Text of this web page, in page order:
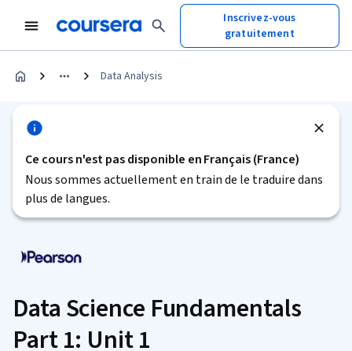
Inscrivez-vous
gratuitement
Data Analysis
Ce cours n'est pas disponible en Français (France)
Nous sommes actuellement en train de le traduire dans
plus de langues.
Data Science Fundamentals
Part 1: Unit 1